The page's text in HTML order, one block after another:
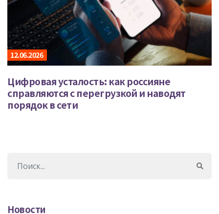
12.06.2026
Цифровая усталость: как россияне
справляются с перегрузкой и наводят
порядок в сети
Новости